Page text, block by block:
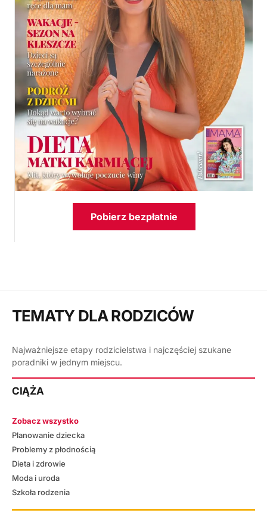
Pobierz bezpłatnie
TEMATY DLA RODZICÓW
Najważniejsze etapy rodzicielstwa i najczęściej szukane
poradniki w jednym miejscu.
CIĄŻA
Zobacz wszystko
Planowanie dziecka
Problemy z płodnością
Dieta i zdrowie
Moda i uroda
Szkoła rodzenia